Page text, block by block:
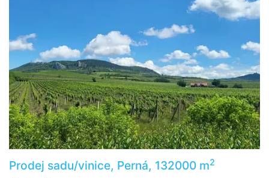
Prodej sadu/vinice, Perná, 132000 m2